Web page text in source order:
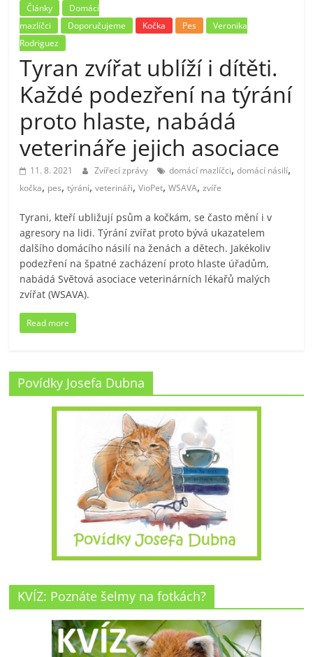
Články
Domácí
mazlíčci
Doporučujeme Kočka Pes
Veronika
Rodriguez
Tyran zvířat ublíží i dítěti.
Každé podezření na týrání
proto hlaste, nabádá
veterináře jejich asociace
11. 8. 2021 Zvířecí zprávy domácí mazlíčci,domácí násilí,
kočka, pes,týrání,veterináři,VioPet,WSAVA,zvíře
Tyrani, kteří ubližují psům a kočkám, se často mění i v
agresory na lidi. Týrání zvířat proto bývá ukazatelem
dalšího domácího násilí na ženách a dětech. Jakékoliv
podezření na špatné zacházení proto hlaste úřadům,
nabádá Světová asociace veterinárních lékařů malých
zvířat (WSAVA).
Read more
Povídky Josefa Dubna
KVÍZ: Poznáte šelmy na fotkách?